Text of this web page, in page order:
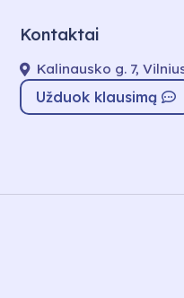
Kontaktai
Kalinausko g. 7,
Užduok klausimą